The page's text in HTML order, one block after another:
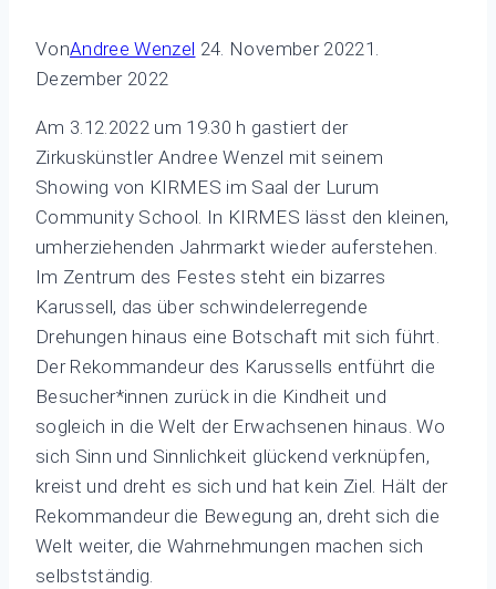
VonAndree Wenzel 24. November 20221.
Dezember 2022
Am 3.12.2022 um 19.30 h gastiert der
Zirkuskünstler Andree Wenzel mit seinem
Showing von KIRMES im Saal der Lurum
Community School. In KIRMES lässt den kleinen,
umherziehenden Jahrmarkt wieder auferstehen.
Im Zentrum des Festes steht ein bizarres
Karussell, das über schwindelerregende
Drehungen hinaus eine Botschaft mit sich führt.
Der Rekommandeur des Karussells entführt die
Besucher*innen zurück in die Kindheit und
sogleich in die Welt der Erwachsenen hinaus. Wo
sich Sinn und Sinnlichkeit glückend verknüpfen,
kreist und dreht es sich und hat kein Ziel. Hält der
Rekommandeur die Bewegung an, dreht sich die
Welt weiter, die Wahrnehmungen machen sich
selbstständig.